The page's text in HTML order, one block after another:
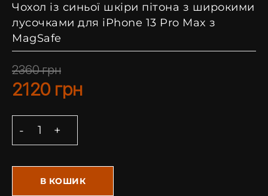
Чохол із синьої шкіри пітона з широкими
лусочками для iPhone 13 Pro Max з
MagSafe
2360грн
2120 грн
В КОШИК